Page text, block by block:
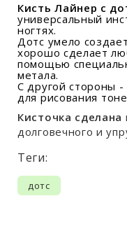
Кисть Лайнер с
универсальный
ногтях.
Дотс умело
хорошо сделает
помощью
метала.
С другой стороны
для рисования
Кисточка сделана
долговечного и
Теги:
дотс